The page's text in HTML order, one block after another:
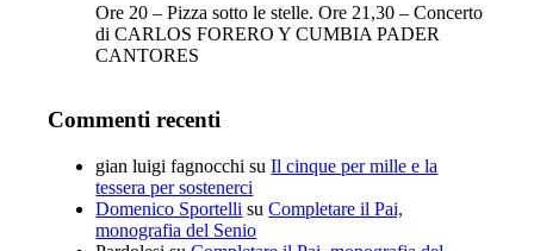
Ore 20 – Pizza sotto le stelle. Ore 21,30 – Concerto
di CARLOS FORERO Y CUMBIA PADER
CANTORES
Commenti recenti
gian luigi fagnocchi suIl cinque per mille e la
tessera per sostenerci
Domenico Sportelli suCompletare il Pai,
monografia del Senio